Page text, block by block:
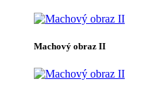
Machový obraz II